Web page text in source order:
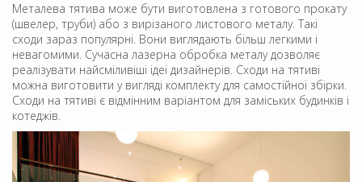
Металева тятива може бути виготовлена ​​з готового прокату
(швелер, труби) або з вирізаного листового металу. Такі
сходи зараз популярні. Вони виглядають більш легкими і
невагомими. Сучасна лазерна обробка металу дозволяє
реалізувати найсміливіші ідеї дизайнерів. Сходи на тятиві
можна виготовити у вигляді комплекту для самостійної збірки.
Сходи на тятиві є відмінним варіантом для заміських будинків і
котеджів.